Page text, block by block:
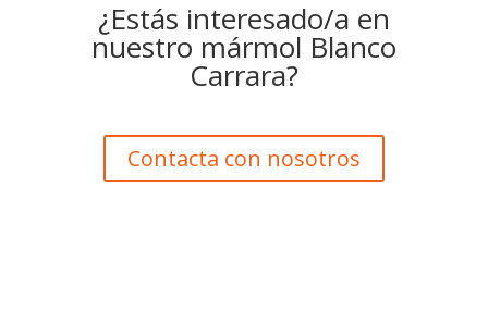
¿Estás interesado/a en
nuestro mármol Blanco
Carrara?
Contacta con nosotros